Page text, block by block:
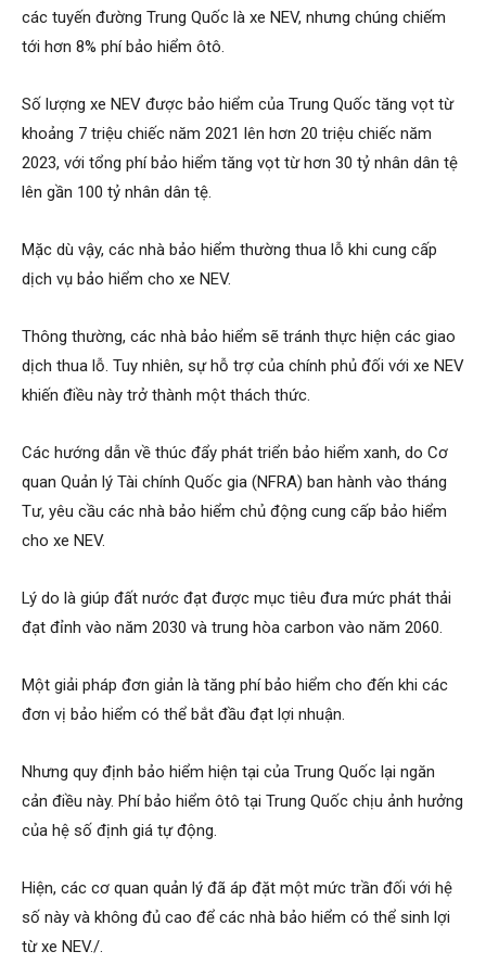
các tuyến đường Trung Quốc là xe NEV, nhưng chúng chiếm
tới hơn 8% phí bảo hiểm ôtô.
Số lượng xe NEV được bảo hiểm của Trung Quốc tăng vọt từ
khoảng 7 triệu chiếc năm 2021 lên hơn 20 triệu chiếc năm
2023, với tổng phí bảo hiểm tăng vọt từ hơn 30 tỷ nhân dân tệ
lên gần 100 tỷ nhân dân tệ.
Mặc dù vậy, các nhà bảo hiểm thường thua lỗ khi cung cấp
dịch vụ bảo hiểm cho xe NEV.
Thông thường, các nhà bảo hiểm sẽ tránh thực hiện các giao
dịch thua lỗ. Tuy nhiên, sự hỗ trợ của chính phủ đối với xe NEV
khiến điều này trở thành một thách thức.
Các hướng dẫn về thúc đẩy phát triển bảo hiểm xanh, do Cơ
quan Quản lý Tài chính Quốc gia (NFRA) ban hành vào tháng
Tư, yêu cầu các nhà bảo hiểm chủ động cung cấp bảo hiểm
cho xe NEV.
Lý do là giúp đất nước đạt được mục tiêu đưa mức phát thải
đạt đỉnh vào năm 2030 và trung hòa carbon vào năm 2060.
Một giải pháp đơn giản là tăng phí bảo hiểm cho đến khi các
đơn vị bảo hiểm có thể bắt đầu đạt lợi nhuận.
Nhưng quy định bảo hiểm hiện tại của Trung Quốc lại ngăn
cản điều này. Phí bảo hiểm ôtô tại Trung Quốc chịu ảnh hưởng
của hệ số định giá tự động.
Hiện, các cơ quan quản lý đã áp đặt một mức trần đối với hệ
số này và không đủ cao để các nhà bảo hiểm có thể sinh lợi
từ xe NEV./.